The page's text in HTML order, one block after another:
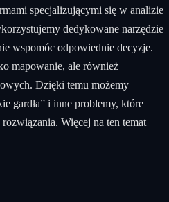
specjalizującymi się w analizie
dedykowane narzędzie
wspomóc odpowiednie decyzje.
mapowanie, ale również
Dzięki temu możemy
gardła” i inne problemy, które
Więcej na ten temat